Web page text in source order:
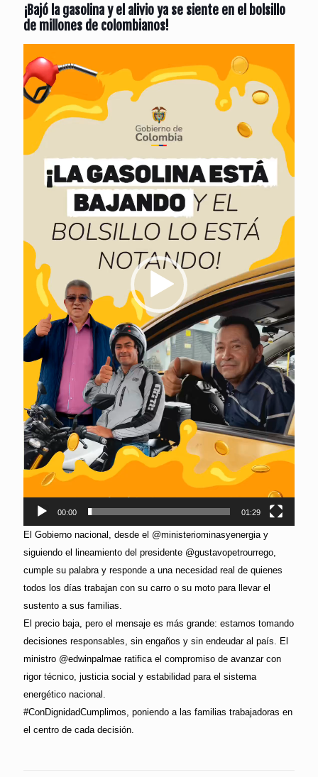
¡Bajó la gasolina y el alivio ya se siente en el bolsillo
de millones de colombianos!
de
vídeo
00:00 01:29
El Gobierno nacional, desde el @ministeriominasyenergia y
siguiendo el lineamiento del presidente @gustavopetrourrego,
cumple su palabra y responde a una necesidad real de quienes
todos los días trabajan con su carro o su moto para llevar el
sustento a sus familias.
El precio baja, pero el mensaje es más grande: estamos tomando
decisiones responsables, sin engaños y sin endeudar al país. El
ministro @edwinpalmae ratifica el compromiso de avanzar con
rigor técnico, justicia social y estabilidad para el sistema
energético nacional.
#ConDignidadCumplimos, poniendo a las familias trabajadoras en
el centro de cada decisión.